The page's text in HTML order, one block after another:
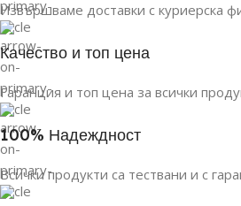
Извършваме доставки с куриерска
Качество и топ цена
Гаранция и топ цена за всички
100% Надеждност
Всички продукти са тествани и с